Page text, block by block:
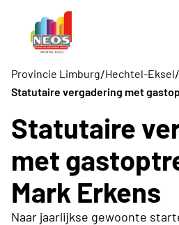
Provincie Limburg/Hechtel-Eksel/
Statutaire vergadering met
Statutaire
met
Mark Erkens
Naar jaarlijkse gewoonte